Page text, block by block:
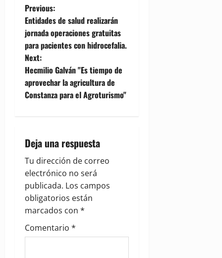
P
o
s
t
n
v
i
g
a
t
i
Previous:
Entidades de salud realizarán
jornada operaciones gratuitas
para pacientes con hidrocefalia.
Next:
Hecmilio Galván "Es tiempo de
aprovechar la agricultura de
Constanza para el Agroturismo"
Deja una respuesta
Tu dirección de correo
electrónico no será
publicada. Los campos
obligatorios están
marcados con *
Comentario *